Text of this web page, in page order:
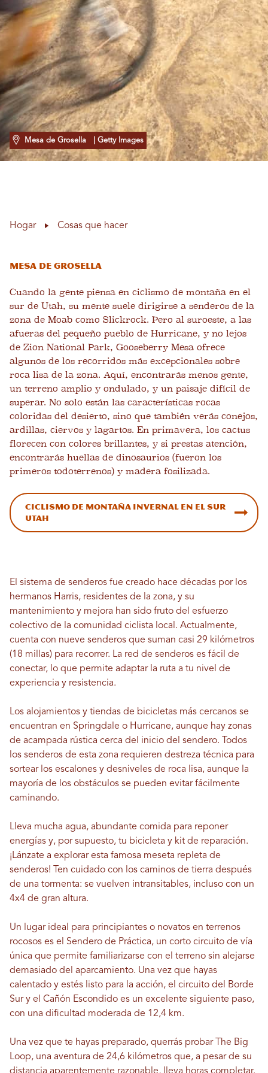
Mesa de Grosella | Getty Images
Hogar Cosas que hacer
Mesa de Grosella
Cuando la gente piensa en ciclismo de montaña en el
sur de Utah, su mente suele dirigirse a senderos de la
zona de Moab como Slickrock. Pero al suroeste, a las
afueras del pequeño pueblo de Hurricane, y no lejos
de Zion National Park, Gooseberry Mesa ofrece
algunos de los recorridos más excepcionales sobre
roca lisa de la zona. Aquí, encontrarás menos gente,
un terreno amplio y ondulado, y un paisaje difícil de
superar. No solo están las características rocas
coloridas del desierto, sino que también verás conejos,
ardillas, ciervos y lagartos. En primavera, los cactus
florecen con colores brillantes, y si prestas atención,
encontrarás huellas de dinosaurios (fueron los
primeros todoterrenos) y madera fosilizada.
Ciclismo de montaña invernal en el sur
Utah
El sistema de senderos fue creado hace décadas por los
hermanos Harris, residentes de la zona, y su
mantenimiento y mejora han sido fruto del esfuerzo
colectivo de la comunidad ciclista local. Actualmente,
cuenta con nueve senderos que suman casi 29 kilómetros
(18 millas) para recorrer. La red de senderos es fácil de
conectar, lo que permite adaptar la ruta a tu nivel de
experiencia y resistencia.
Los alojamientos y tiendas de bicicletas más cercanos se
encuentran en Springdale o Hurricane, aunque hay zonas
de acampada rústica cerca del inicio del sendero. Todos
los senderos de esta zona requieren destreza técnica para
sortear los escalones y desniveles de roca lisa, aunque la
mayoría de los obstáculos se pueden evitar fácilmente
caminando.
Lleva mucha agua, abundante comida para reponer
energías y, por supuesto, tu bicicleta y kit de reparación.
¡Lánzate a explorar esta famosa meseta repleta de
senderos! Ten cuidado con los caminos de tierra después
de una tormenta: se vuelven intransitables, incluso con un
4x4 de gran altura.
Un lugar ideal para principiantes o novatos en terrenos
rocosos es el Sendero de Práctica, un corto circuito de vía
única que permite familiarizarse con el terreno sin alejarse
demasiado del aparcamiento. Una vez que hayas
calentado y estés listo para la acción, el circuito del Borde
Sur y el Cañón Escondido es un excelente siguiente paso,
con una dificultad moderada de 12,4 km.
Una vez que te hayas preparado, querrás probar The Big
Loop, una aventura de 24,6 kilómetros que, a pesar de su